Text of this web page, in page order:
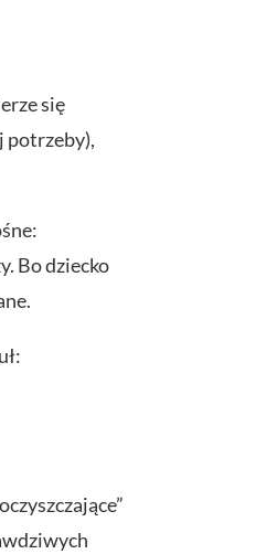
się
potrzeby),
Bo dziecko